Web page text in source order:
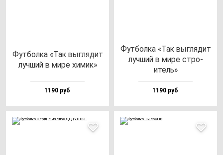
Фут­бол­ка «Так выг­ля­дит
луч­ший в ми­ре хи­мик»
1190 руб
Фут­бол­ка «Так выг­ля­дит
луч­ший в ми­ре стро­
итель»
1190 руб